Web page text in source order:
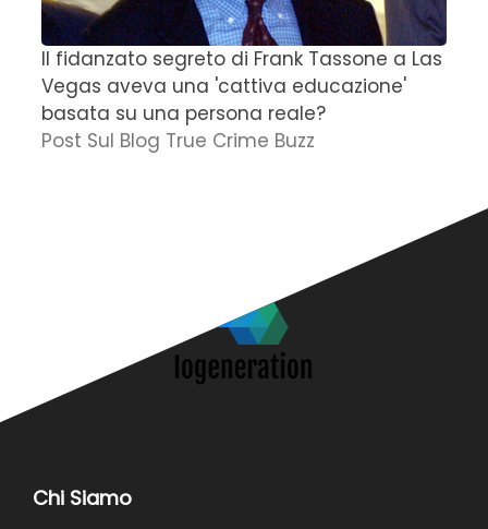
Il fidanzato segreto di Frank Tassone a Las
Vegas aveva una 'cattiva educazione'
basata su una persona reale?
Post Sul Blog True Crime Buzz
Chi Siamo